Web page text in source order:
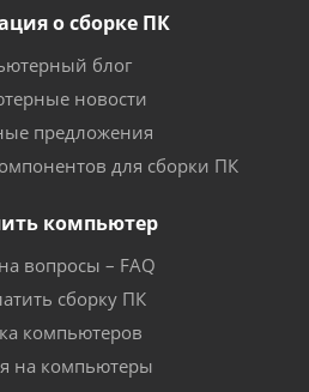
о сборке ПК
блог
новости
предложения
для сборки ПК
компьютер
вопросы – FAQ
сборку ПК
компьютеров
на компьютеры